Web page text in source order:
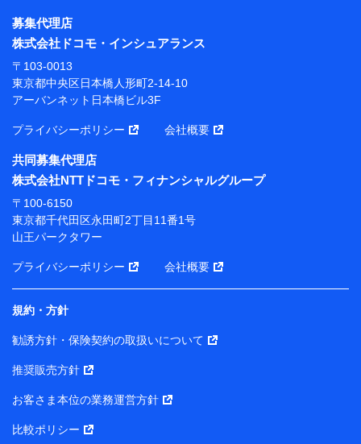
東京都中央区日本橋人形町2-14-10 アーバンネット日
本橋ビル 3F
長 吉村 忠義
※ 当社および株式会社NTTドコモは、お客さまの情報
ソナルデータ憲章」に定める行動原則を順守します 。
※ パーソナルデータダッシュボードの「第三者提供の
管理」の設定状態にかかわらず、共同利用する場合があ
ります。
※ dポイントクラブ会員ではないお客さま（2019年12
月11日以降、一度もdポイントクラブ会員であったこと
がないお客さまに限る）に関する、2019年12月10日以
前に取得した個人データは、こちら の利用目的の範囲内
当社は株式会社NTTドコモ・フィナンシャルグループ
との間で、以下のとおり個人データを共同利用しま
す。
【共同して利用される利用データの項目】
当社または株式会社NTTドコモ・フィナンシャルグルー
の個人データ
募集代理店
株式会社ドコモ・インシュアランス
〒103-0013
東京都中央区日本橋人形町2-14-10
アーバンネット日本橋ビル3F
プライバシーポリシー 会社概要
共同募集代理店
株式会社NTTドコモ・フィナンシャルグループ
〒100-6150
東京都千代田区永田町2丁目11番1号
山王パークタワー
プライバシーポリシー 会社概要
規約・方針
勧誘方針・保険契約の取扱いについて
推奨販売方針
お客さま本位の業務運営方針
比較ポリシー